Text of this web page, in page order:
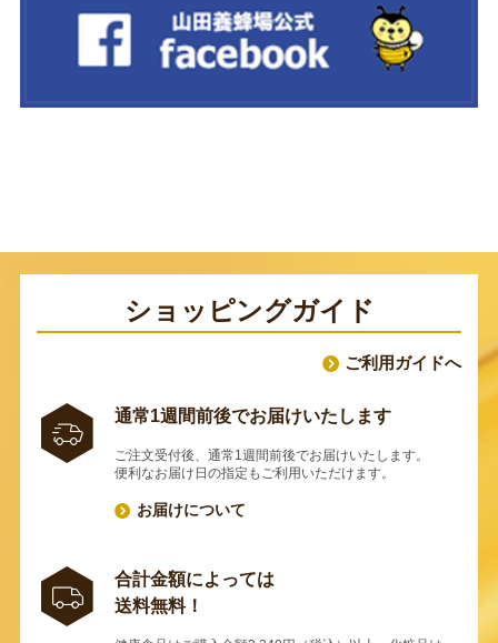
ショッピングガイド
ご利用ガイドへ
通常1週間前後でお届けいたします
ご注文受付後、通常1週間前後でお届けいたします。
便利なお届け日の指定もご利用いただけます。
お届けについて
合計金額によっては
送料無料！